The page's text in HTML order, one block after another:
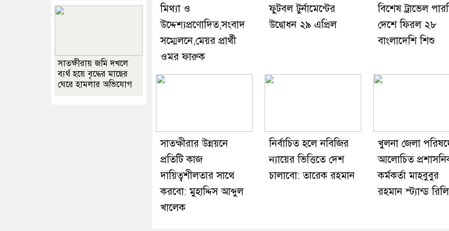
মিথ্যা ও
উদ্দেশ্যপ্রণোদিত,সংবাদ
সম্মেলনে,মেয়র প্রার্থী
ওমর ফারুক
ফুটবল টুর্নামেন্টের
উদ্বোধন ২৯ এপ্রিল
বিশেষ ট্রাভেল
দেশে ফিরল ২৮
বাংলাদেশি শিশু
সাতক্ষীরার উন্নয়নে
প্রতিটি কাজ
দায়িত্বশীলতার সাথে
করবো: মুহাদ্দিস আব্দুল
খালেক
নির্বাচিত হলে নবিজির
ন্যায়ের ভিত্তিতে দেশ
চালাবো: তারেক রহমান
খুলনা জেলা
আলোচিত
কর্মকর্তা মাহবুবুর
রহমান স্ট্যান্ড
সাতক্ষীরায় জমি দখলে
ব্যর্থ হয়ে বৃদ্ধের মাছের
ঘেরে হামলার অভিযোগ